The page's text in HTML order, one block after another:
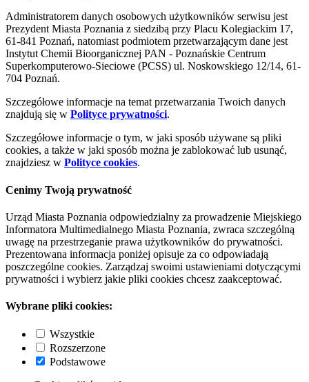
Administratorem danych osobowych użytkowników serwisu jest
Prezydent Miasta Poznania z siedzibą przy Placu Kolegiackim 17,
61-841 Poznań, natomiast podmiotem przetwarzającym dane jest
Instytut Chemii Bioorganicznej PAN - Poznańskie Centrum
Superkomputerowo-Sieciowe (PCSS) ul. Noskowskiego 12/14, 61-
704 Poznań.
Szczegółowe informacje na temat przetwarzania Twoich danych
znajdują się w Polityce prywatności.
Szczegółowe informacje o tym, w jaki sposób używane są pliki
cookies, a także w jaki sposób można je zablokować lub usunąć,
znajdziesz w Polityce cookies.
Cenimy Twoją prywatność
Urząd Miasta Poznania odpowiedzialny za prowadzenie Miejskiego
Informatora Multimedialnego Miasta Poznania, zwraca szczególną
uwagę na przestrzeganie prawa użytkowników do prywatności.
Prezentowana informacja poniżej opisuje za co odpowiadają
poszczególne cookies. Zarządzaj swoimi ustawieniami dotyczącymi
prywatności i wybierz jakie pliki cookies chcesz zaakceptować.
Wybrane pliki cookies:
Wszystkie
Rozszerzone
Podstawowe